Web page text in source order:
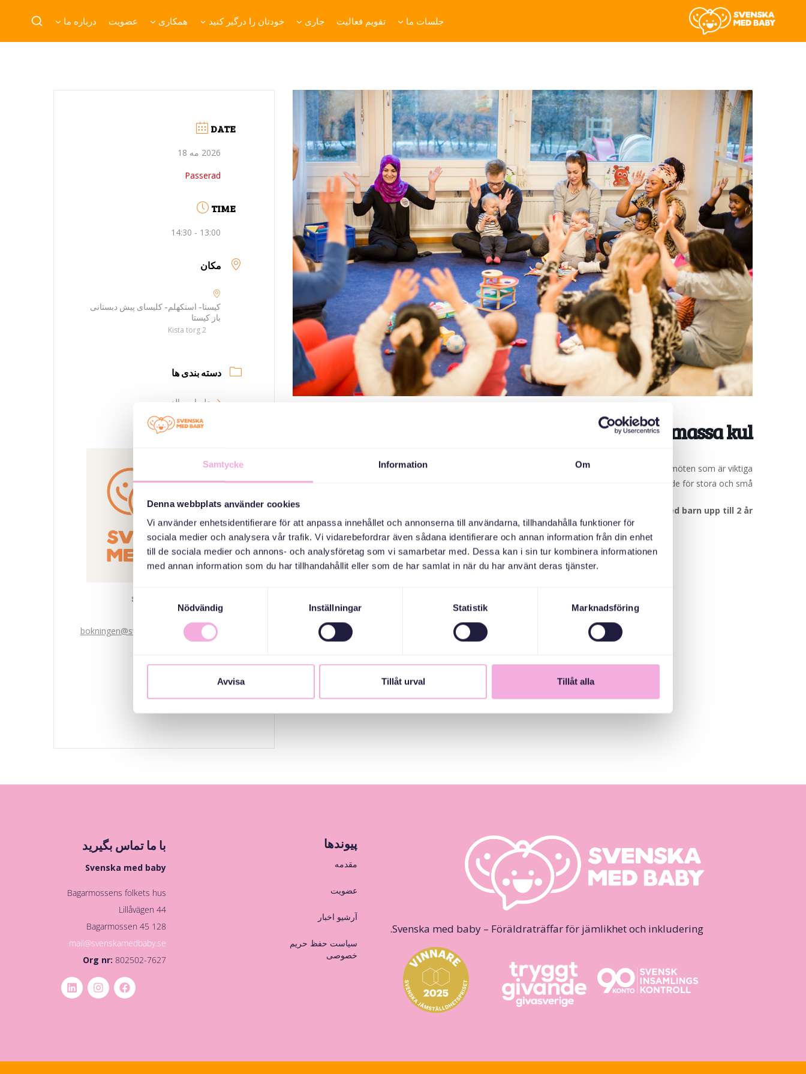
Samtycke Information Om
Denna webbplats använder cookies
Vi använder enhetsidentifierare för att anpassa innehållet och annonserna till användarna, tillhandahålla funktioner för
sociala medier och analysera vår trafik. Vi vidarebefordrar även sådana identifierare och annan information från din enhet
till de sociala medier och annons- och analysföretag som vi samarbetar med. Dessa kan i sin tur kombinera informationen
med annan information som du har tillhandahållit eller som de har samlat in när du har använt deras tjänster.
Nödvändig
Inställningar Statistik Marknadsföring
Avvisa Tillåt urval Tillåt alla
جلسات ما تقویم فعالیت جاری خودتان را درگیر کنید همکاری عضویت درباره ما
Sång, fika och massa kul.
Kom till Kista Öppna förskola. Träffa nya kompisar, kanske någon från ett annat land. Vi skapar möten som är viktiga
och roliga, både för stora och små.
Till denna träff välkomnar vi småbarnsfamiljer med barn upp till 2 år.
DATE
2026 مه 18
Passerad
TIME
13:00 - 14:30
مکان
کیستا- استکهلم- کلیسای پیش دبستانی
باز کیستا
Kista torg 2
دسته بندی ها
جلسات والدین
سازمان دهنده
Svenska med baby
bokningen@svenskamedbaby.se
MEDARRANGÖRER
Stockholms Stad
Svenska med baby – Föräldraträffar för jämlikhet och inkludering.
پیوندها
مقدمه
عضویت
آرشیو اخبار
سیاست حفظ حریم
خصوصی
با ما تماس بگیرید
Svenska med baby
Bagarmossens folkets hus
Lillåvägen 44
128 45 Bagarmossen
mail@svenskamedbaby.se
Org nr:802502-7627